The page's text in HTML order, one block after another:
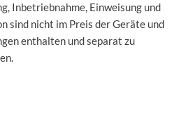
Inbetriebnahme, Einweisung und
sind nicht im Preis der Geräte und
enthalten und separat zu